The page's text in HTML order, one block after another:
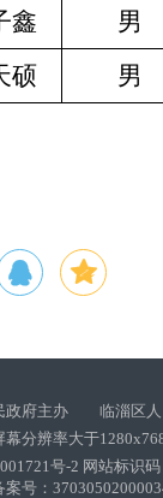
鑫
男
硕 男
政府主办 临淄区人
幕分辨率大于
号-2 网站标识
案号：